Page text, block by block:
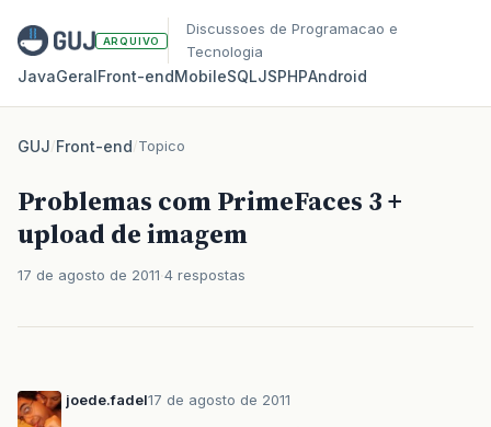
ARQUIVO
Discussoes de Programacao e
Tecnologia
JavaGeralFront‑endMobileSQLJSPHPAndroid
GUJ/Front-end/Topico
Problemas com PrimeFaces 3 +
upload de imagem
17 de agosto de 2011 4 respostas
joede.fadel17 de agosto de 2011